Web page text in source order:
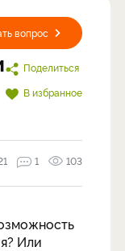
вопрос
Поделиться
В избранное
1 103
Или